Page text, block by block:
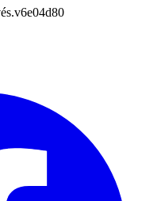
v6e04d80